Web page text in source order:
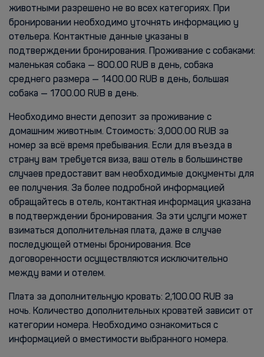
животными разрешено не во всех категориях. При
бронировании необходимо уточнять информацию у
отельера. Контактные данные указаны в
подтверждении бронирования. Проживание с собаками:
маленькая собака — 800.00 RUB в день, собака
среднего размера — 1400.00 RUB в день, большая
собака — 1700.00 RUB в день.
Необходимо внести депозит за проживание с
домашним животным. Стоимость: 3,000.00 RUB за
номер за всё время пребывания. Если для въезда в
страну вам требуется виза, ваш отель в большинстве
случаев предоставит вам необходимые документы для
ее получения. За более подробной информацией
обращайтесь в отель, контактная информация указана
в подтверждении бронирования. За эти услуги может
взиматься дополнительная плата, даже в случае
последующей отмены бронирования. Все
договоренности осуществляются исключительно
между вами и отелем.
Плата за дополнительную кровать: 2,100.00 RUB за
ночь. Количество дополнительных кроватей зависит от
категории номера. Необходимо ознакомиться с
информацией о вместимости выбранного номера.